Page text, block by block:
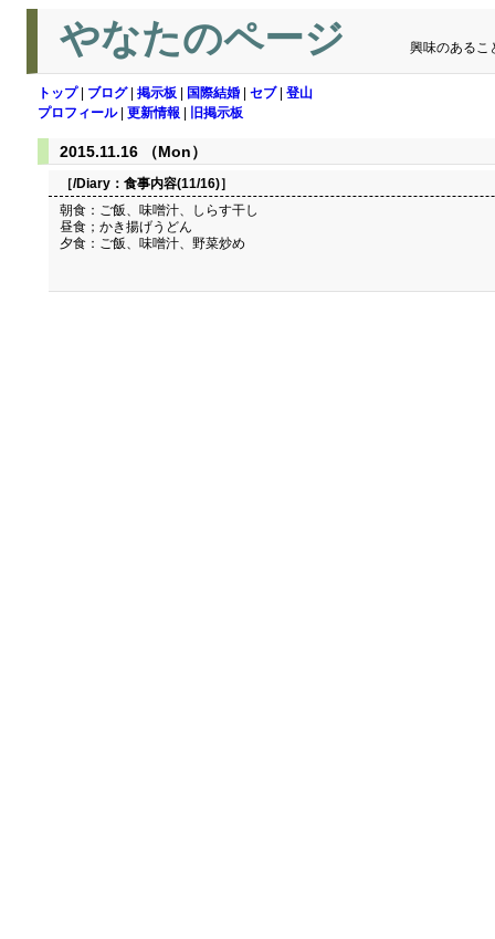
やなたのページ 興味のあるこ
トップ| ブログ| 掲示板 国際結婚 セブ| 登山
プロフィール| 更新情報 旧掲示板
2015.11.16 （Mon）
［/Diary： 食事内容(11/16)］
朝食：ご飯、味噌汁、しらす干し
昼食；かき揚げうどん
夕食：ご飯、味噌汁、野菜炒め